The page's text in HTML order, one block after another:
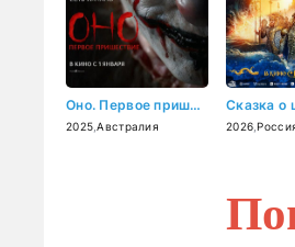
Оно. Первое пришествие (2025)
2025 ,Австралия 2026 ,